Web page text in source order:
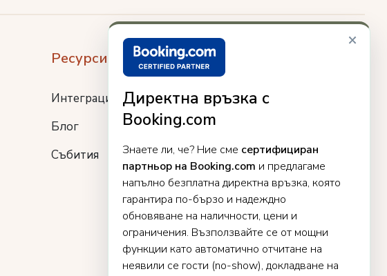
×
Директна връзка с
Booking.com
Знаете ли, че? Ние сме сертифициран
партньор на Booking.com и предлагаме
напълно безплатна директна връзка, която
гарантира по-бързо и надеждно
обновяване на наличности, цени и
ограничения. Възползвайте се от мощни
функции като автоматично отчитане на
неявили се гости (no-show), докладване на
Ресурси
Интеграции
Блог
Събития